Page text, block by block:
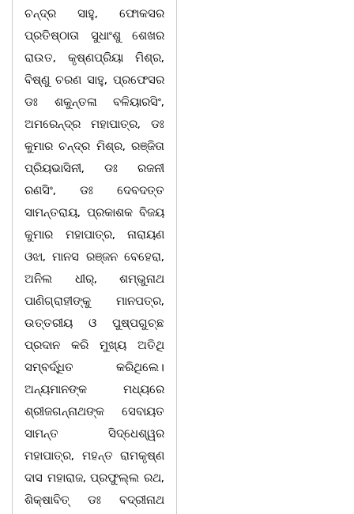
ଚନ୍ଦ୍ର ସାହୁ, ଫୋକସର
ପ୍ରତିଷ୍ଠାତା ସୁଧାଂଶୁ ଶେଖର
ରାଉତ, କୃଷ୍ଣପ୍ରିୟା ମିଶ୍ର,
ବିଷ୍ଣୁ ଚରଣ ସାହୁ, ପ୍ରଫେସର
ଡଃ ଶକୁନ୍ତଳା ବଳିୟାରସିଂ,
ଅମରେନ୍ଦ୍ର ମହାପାତ୍ର, ଡଃ
କୁମାର ଚନ୍ଦ୍ର ମିଶ୍ର, ରଞ୍ଜିତା
ପ୍ରିୟଭାସିନୀ, ଡଃ ରଜନୀ
ରଣସିଂ, ଡଃ ଦେବଦତ୍ତ
ସାମନ୍ତରାୟ, ପ୍ରକାଶକ ବିଜୟ
କୁମାର ମହାପାତ୍ର, ନାରାୟଣ
ଓଝା, ମାନସ ରଞ୍ଜନ ବେହେରା,
ଅନିଲ ଧୀର୍‌, ଶମ୍ଭୁନାଥ
ପାଣିଗ୍ରାହୀଙ୍କୁ ମାନପତ୍ର,
ଉତ୍ତରୀୟ ଓ ପୁଷ୍ପଗୁଚ୍ଛ
ପ୍ରଦାନ କରି ମୁଖ୍ୟ ଅତିଥି
ସମ୍ବର୍ଦ୍ଧିତ କରିଥିଲେ।
ଅନ୍ୟମାନଙ୍କ ମଧ୍ୟରେ
ଶ୍ରୀଜଗନ୍ନାଥଙ୍କ ସେବାୟତ
ସାମନ୍ତ ସିଦ୍ଧେଶ୍ୱର
ମହାପାତ୍ର, ମହନ୍ତ ରାମକୃଷ୍ଣ
ଦାସ ମହାରାଜ, ପ୍ରଫୁଲ୍ଲ ରଥ,
ଶିକ୍ଷାବିତ୍ ଡଃ ବଦ୍ରୀନାଥ